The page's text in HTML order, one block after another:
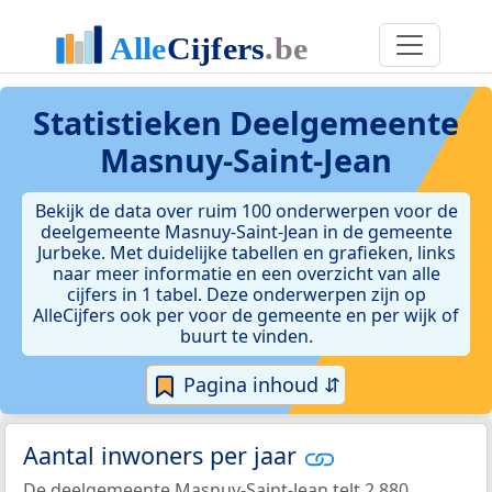
Statistieken Deelgemeente
Masnuy-Saint-Jean
Bekijk de data over ruim 100 onderwerpen voor de
deelgemeente Masnuy-Saint-Jean in de gemeente
Jurbeke. Met duidelijke tabellen en grafieken, links
naar meer informatie en een overzicht van alle
cijfers in 1 tabel. Deze onderwerpen zijn op
AlleCijfers ook per voor de gemeente en per wijk of
buurt te vinden.
Pagina inhoud ⇵
Aantal inwoners per jaar